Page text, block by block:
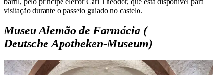
visitação durante o passeio guiado no castelo.
Museu Alemão de Farmácia (
Deutsche Apotheken-Museum)